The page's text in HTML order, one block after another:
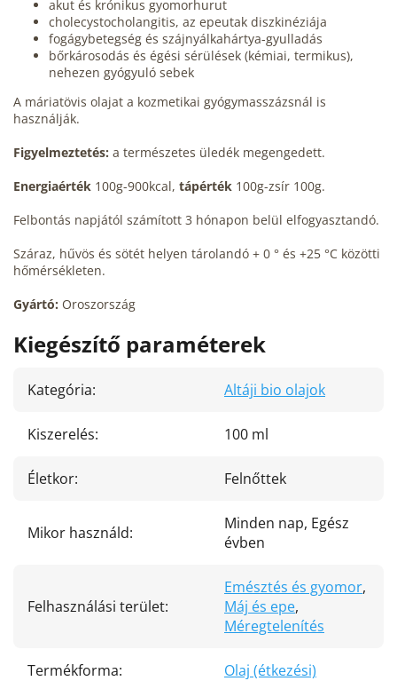
akut és krónikus gyomorhurut
cholecystocholangitis, az epeutak diszkinéziája
fogágybetegség és szájnyálkahártya-gyulladás
bőrkárosodás és égési sérülések (kémiai, termikus),
nehezen gyógyuló sebek
A máriatövis olajat a kozmetikai gyógymasszázsnál is
használják.
Figyelmeztetés: a természetes üledék megengedett.
Energiaérték 100g-900kcal, tápérték 100g-zsír 100g.
Felbontás napjától számított 3 hónapon belül elfogyasztandó.
Száraz, hűvös és sötét helyen tárolandó + 0 ° és +25 °C közötti
hőmérsékleten.
Gyártó: Oroszország
Kiegészítő paraméterek
Kategória: Altáji bio olajok
Kiszerelés: 100 ml
Életkor: Felnőttek
Mikor használd:
Minden nap, Egész
évben
Felhasználási terület:
Emésztés és gyomor,
Máj és epe,
Méregtelenítés
Termékforma: Olaj (étkezési)